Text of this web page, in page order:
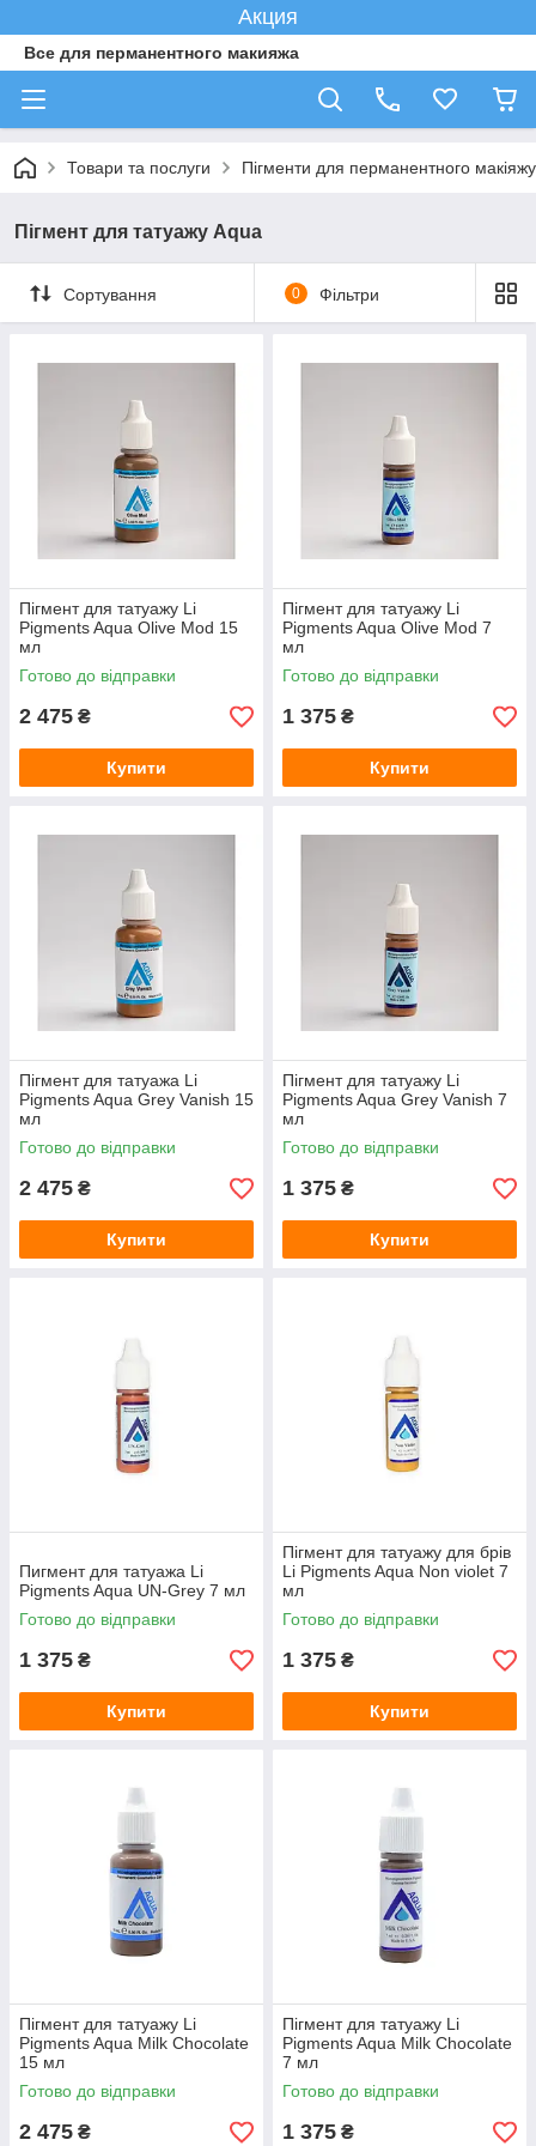
Акция
Все для перманентного макияжа
Товари та послуги Пігменти для перманентного макіяжу
Пігмент для татуажу Aqua
Сортування 0 Фільтри
Пігмент для татуажу Li
Pigments Aqua Olive Mod 15
мл
Готово до відправки
2 475 ₴
Купити
Пігмент для татуажу Li
Pigments Aqua Olive Mod 7
мл
Готово до відправки
1 375 ₴
Купити
Пігмент для татуажа Li
Pigments Aqua Grey Vanish 15
мл
Готово до відправки
2 475 ₴
Купити
Пігмент для татуажу Li
Pigments Aqua Grey Vanish 7
мл
Готово до відправки
1 375 ₴
Купити
Пигмент для татуажа Li
Pigments Aqua UN-Grey 7 мл
Готово до відправки
1 375 ₴
Купити
Пігмент для татуажу для брів
Li Pigments Aqua Non violet 7
мл
Готово до відправки
1 375 ₴
Купити
Пігмент для татуажу Li
Pigments Aqua Milk Chocolate
15 мл
Готово до відправки
2 475 ₴
Пігмент для татуажу Li
Pigments Aqua Milk Chocolate
7 мл
Готово до відправки
1 375 ₴